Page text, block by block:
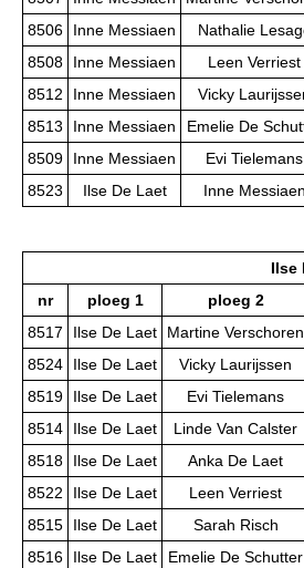
8506
Inne Messiaen Nathalie
8508
Inne Messiaen Leen Verriest
8512
Inne Messiaen Vicky
8513
Inne Messiaen Emelie De
8509
Inne Messiaen Evi Tielemans
8523
Ilse De Laet Inne Messiaen
Ilse
nr
ploeg 1 ploeg 2
8517
Ilse De Laet Martine Verschoren
8524
Ilse De Laet Vicky Laurijssen
8519
Ilse De Laet Evi Tielemans
8514
Ilse De Laet Linde Van Calster
8518
Ilse De Laet Anka De Laet
8522
Ilse De Laet Leen Verriest
8515
Ilse De Laet Sarah Risch
8516
Ilse De Laet Emelie De Schutter